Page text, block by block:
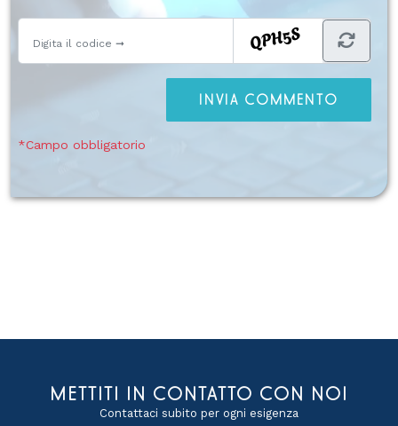
INVIA COMMENTO
*Campo obbligatorio
METTITI IN CONTATTO CON NOI
Contattaci subito per ogni esigenza